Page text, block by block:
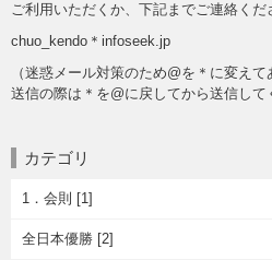
ご利用いただくか、下記までご連絡くだ
chuo_kendo＊infoseek.jp
（迷惑メール対策のため@を＊に変え
送信の際は＊を@に戻してから送信して
カテゴリ
1．会則 [1]
全日本優勝 [2]